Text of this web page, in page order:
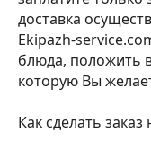
доставка
Еkipazh-
блюда, положить
которую Вы
Как сделать